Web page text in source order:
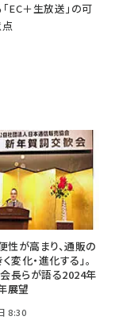
EC＋生放送」の可
性が高まり、通販の
変化・進化する」。
長らが語る2024年
展望
8:30